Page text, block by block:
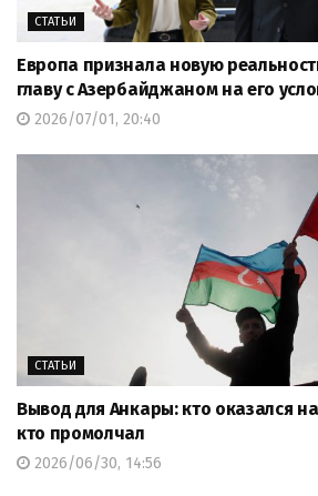
СТАТЬИ
Европа признала новую
главу с Азербайджаном на его
2026/07/01, 20:40
СТАТЬИ
Вывод для Анкары: кто оказался
кто промолчал
2026/06/30, 14:56